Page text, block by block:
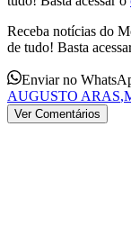
Receba notícias do
de tudo! Basta
Enviar no
AUGUSTO ARAS,
Ver Comentários